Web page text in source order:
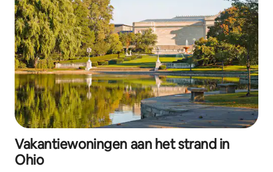
Vakantiewoningen aan het strand in
Ohio